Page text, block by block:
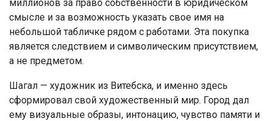
миллионов за право собственности в юридическом
смысле и за возможность указать свое имя на
небольшой табличке рядом с работами. Эта покупка
является следствием и символическим присутствием,
а не предметом.
Шагал — художник из Витебска, и именно здесь
сформировал свой художественный мир. Город дал
ему визуальные образы, интонацию, чувство памяти и